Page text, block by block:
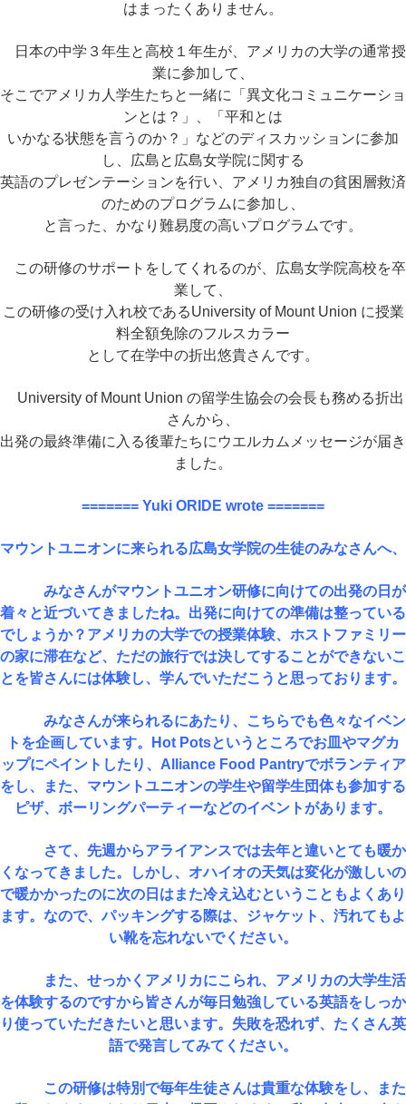
はまったくありません。
日本の中学３年生と高校１年生が、アメリカの大学の通常授
業に参加して、
そこでアメリカ人学生たちと一緒に「異文化コミュニケーショ
ンとは？」、「平和とは
いかなる状態を言うのか？」 などのディスカッションに参加
し、広島と広島女学院に関する
英語のプレゼンテーションを行い、 アメリカ独自の貧困層救済
のためのプログラムに参加し、
と言った、かなり難易度の高いプログラムです。
この研修のサポートをしてくれるのが、広島女学院高校を卒
業して、
この研修の受け入れ校であるUniversity of Mount Union に授業
料全額免除のフルスカラー
として在学中の折出悠貴さんです。
University of Mount Union の留学生協会の会長も務める折出
さんから、
出発の最終準備に入る後輩たちにウエルカムメッセージが届き
ました。
======= Yuki ORIDE wrote =======
マウントユニオンに来られる広島女学院の生徒のみなさんへ、
みなさんがマウントユニオン研修に向けての出発の日が
着々と近づいてきましたね。出発に向けての準備は整っている
でしょうか？アメリカの大学での授業体験、ホストファミリー
の家に滞在など、ただの旅行では決してすることができないこ
とを皆さんには体験し、学んでいただこうと思っております。
みなさんが来られるにあたり、こちらでも色々なイベン
トを企画しています。
Hot Potsというところでお皿やマグカ
ップにペイントしたり、 Alliance Food Pantryでボランティア
をし、また、マウントユニオンの学生や留学生団体も参加する
ピザ、ボーリングパーティーなどのイベントがあります。
さて、先週からアライアンスでは去年と違いとても暖か
くなってきました。しかし、オハイオの天気は変化が激しいの
で暖かかったのに次の日はまた冷え込むということもよくあり
ます。なので、パッキングする際は、ジャケット、汚れてもよ
い靴を忘れないでください。
また、せっかくアメリカにこられ、アメリカの大学生活
を体験するのですから皆さんが毎日勉強している英語をしっか
り使っていただきたいと思います。失敗を恐れず、たくさん英
語で発言してみてください。
この研修は特別で毎年生徒さんは貴重な体験をし、また